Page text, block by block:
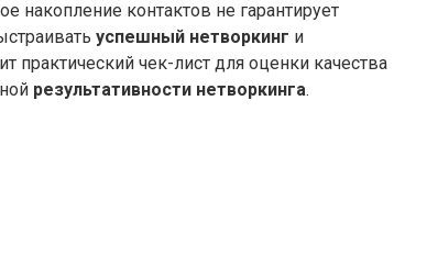
накопление контактов не гарантирует
успешный нетворкинг и
практический чек-лист для оценки качества
результативности нетворкинга.